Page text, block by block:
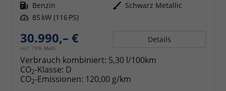
Kraftstoff Benzin Außenfarbe Schwarz Metallic
Leistung 85 kW (116 PS)
30.990,– €
incl. 19% MwSt.
Details
Verbrauch kombiniert: 5,30 l/100km
CO2-Klasse: D
CO2-Emissionen: 120,00 g/km